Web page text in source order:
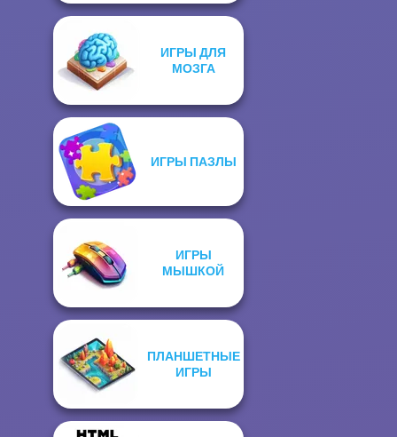
ИГРЫ ДЛЯ
МОЗГА
ИГРЫ ПАЗЛЫ
ИГРЫ
МЫШКОЙ
ПЛАНШЕТНЫЕ
ИГРЫ